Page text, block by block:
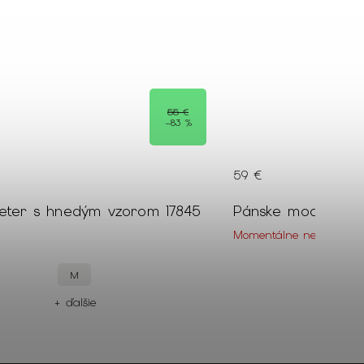
55 €
–83 %
s hnedým vzorom 17845
M
+ ďalšie
Momentálne
59 €